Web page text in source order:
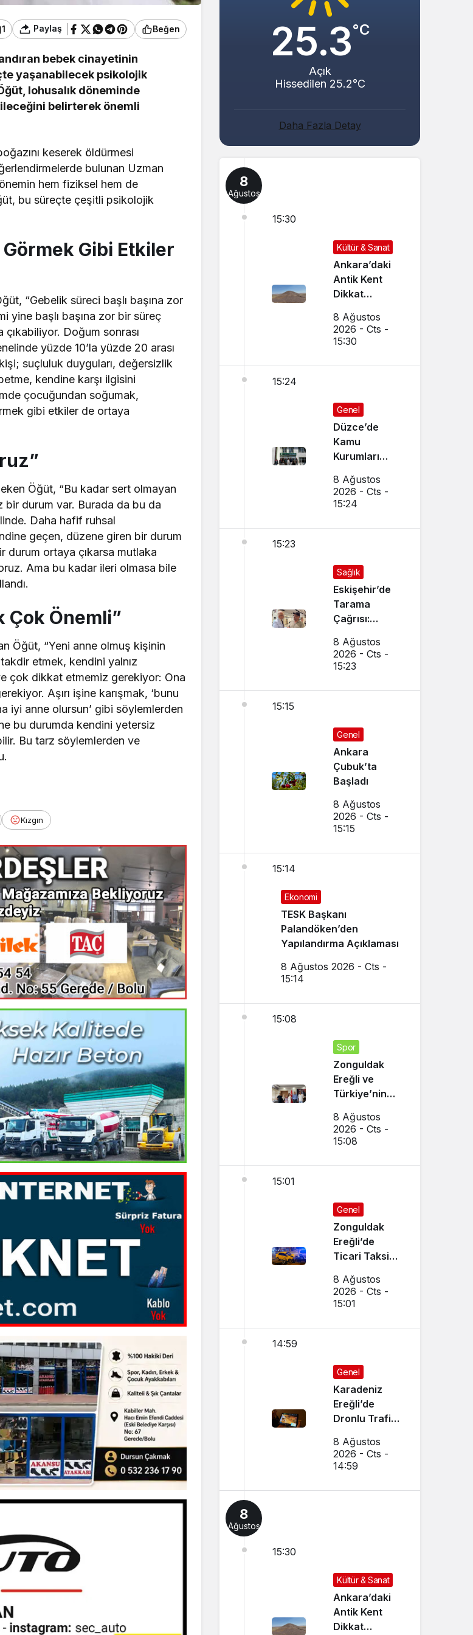
1 Paylaş Beğen
bebek cinayetinin
yaşanabilecek psikolojik
lohusalık döneminde
belirterek önemli
keserek öldürmesi
bulunan Uzman
hem fiziksel hem de
bu süreçte çeşitli psikolojik
Gibi Etkiler
“Gebelik süreci başlı başına zor
yine başlı başına zor bir süreç
Doğum sonrası
yüzde 10’la yüzde 20 arası
suçluluk duyguları, değersizlik
kendine karşı ilgisini
çocuğundan soğumak,
gibi etkiler de ortaya
Öğüt, “Bu kadar sert olmayan
bir durum var. Burada da bu da
Daha hafif ruhsal
geçen, düzene giren bir durum
durum ortaya çıkarsa mutlaka
Ama bu kadar ileri olmasa bile
Çok Önemli”
Öğüt, “Yeni anne olmuş kişinin
etmek, kendini yalnız
çok dikkat etmemiz gerekiyor: Ona
Aşırı işine karışmak, ‘bunu
iyi anne olursun’ gibi söylemlerden
bu durumda kendini yetersiz
Bu tarz söylemlerden ve
Kızgın
25.3°C
Açık
Hissedilen 25.2°C
Daha Fazla Detay
8
Ağustos
15:30
Kültür & Sanat
Ankara’daki
Antik Kent
Dikkat
8 Ağustos
2026 - Cts -
15:30
15:24
Genel
Düzce’de
Kamu
Kurumları
Birliği
Toplantısı
8 Ağustos
2026 - Cts -
15:24
15:23
Sağlık
Eskişehir’de
Tarama
Çağrısı:
Görüştü
8 Ağustos
2026 - Cts -
15:23
15:15
Genel
Ankara
Çubuk’ta
Başladı
8 Ağustos
2026 - Cts -
15:15
15:14
Ekonomi
TESK Başkanı
Palandöken’den
Yapılandırma Açıklaması
8 Ağustos 2026 - Cts -
15:14
15:08
Spor
Zonguldak
Ereğli ve
Türkiye’nin
8 Ağustos
2026 - Cts -
15:08
15:01
Genel
Zonguldak
Ereğli’de
Ticari Taksi
Çarpıştı
8 Ağustos
2026 - Cts -
15:01
14:59
Genel
Karadeniz
Ereğli’de
Dronlu Trafik
Yapılıyor
8 Ağustos
2026 - Cts -
14:59
8
Ağustos
15:30
Kültür & Sanat
Ankara’daki
Antik Kent
Dikkat